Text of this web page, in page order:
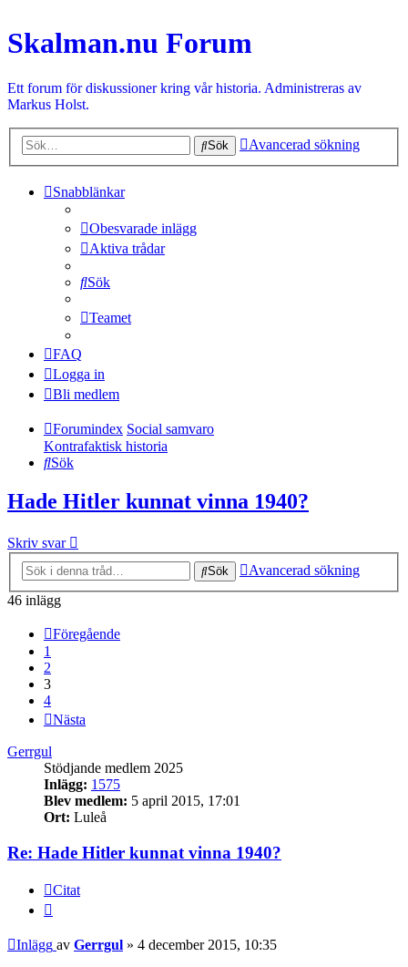
Skalman.nu Forum
Ett forum för diskussioner kring vår historia. Administreras av
Markus Holst.
Sök Avancerad sökning
Snabblänkar
Obesvarade inlägg
Aktiva trådar
Sök
Teamet
FAQ
Logga in
Bli medlem
Forumindex Social samvaro
Kontrafaktisk historia
Sök
Hade Hitler kunnat vinna 1940?
Skriv svar
Sök
Avancerad sökning
46 inlägg
Föregående
1
2
3
4
Nästa
Gerrgul
Stödjande medlem 2025
Inlägg: 1575
Blev medlem: 5 april 2015, 17:01
Ort: Luleå
Re: Hade Hitler kunnat vinna 1940?
Citat
Inlägg av Gerrgul » 4 december 2015, 10:35